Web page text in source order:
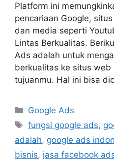
Platform ini
pencariaan Google,
dan media seperti
Lintas Berkualitas.
Ads adalah untuk
berkualitas ke situs web
tujuanmu. Hal ini bisa
Google Ads
fungsi google ads,
adalah, google ads
bisnis, jasa facebook